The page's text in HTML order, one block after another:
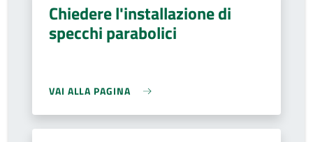
Chiedere l'installazione di
specchi parabolici
VAI ALLA PAGINA